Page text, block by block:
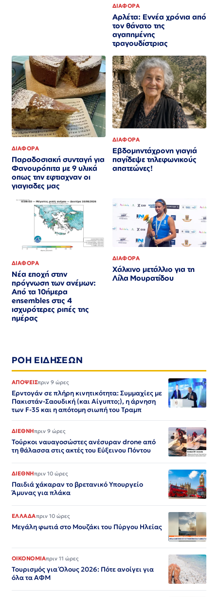
ΔΙΑΦΟΡΑ
Αρλέτα: Εννέα χρόνια από
τον θάνατο της
αγαπημένης
τραγουδίστριας
ΔΙΑΦΟΡΑ
Παραδοσιακή συνταγή για
Φανουρόπιτα με 9 υλικά
οπως την εφτιαχναν οι
γιαγιαδες μας
ΔΙΑΦΟΡΑ
Εβδομηντάχρονη γιαγιά
παγίδεψε τηλεφωνικούς
απατεώνες!
ΔΙΑΦΟΡΑ
Νέα εποχή στην
πρόγνωση των ανέμων:
Από τα 10ήμερα
ensembles στις 4
ισχυρότερες ριπές της
ημέρας
ΔΙΑΦΟΡΑ
Χάλκινο μετάλλιο για τη
Λίλα Μουρατίδου
ΡΟΗ ΕΙΔΗΣΕΩΝ
ΑΠΟΨΕΙΣπριν 9 ώρες
Ερντογάν σε πλήρη κινητικότητα: Συμμαχίες με
Πακιστάν-Σαουδική (και Αίγυπτο;), η άρνηση
των F-35 και η απότομη σιωπή του Τραμπ
ΔΙΕΘΝΗπριν 9 ώρες
Τούρκοι ναυαγοσώστες ανέσυραν drone από
τη θάλασσα στις ακτές του Εύξεινου Πόντου
ΔΙΕΘΝΗπριν 10 ώρες
Παιδιά χάκαραν το βρετανικό Υπουργείο
Άμυνας για πλάκα
ΕΛΛΑΔΑπριν 10 ώρες
Μεγάλη φωτιά στο Μουζάκι του Πύργου Ηλείας
ΟΙΚΟΝΟΜΙΑπριν 11 ώρες
Τουρισμός για Όλους 2026: Πότε ανοίγει για
όλα τα ΑΦΜ